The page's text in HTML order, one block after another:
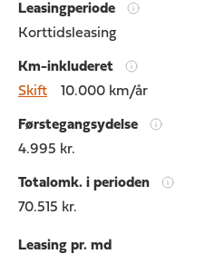
Leasingperiode
Korttidsleasing
Km-inkluderet
Skift
10.000 km/år
Førstegangsydelse
4.995 kr.
Totalomk. i perioden
70.515 kr.
Leasing pr. md